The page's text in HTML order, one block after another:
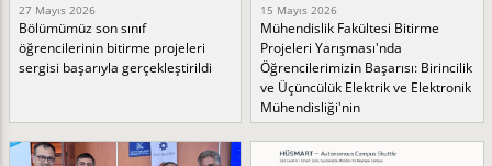
27 Mayıs 2026
Bölümümüz son sınıf
öğrencilerinin bitirme projeleri
sergisi başarıyla gerçekleştirildi
15 Mayıs 2026
Mühendislik Fakültesi Bitirme
Projeleri Yarışması'nda
Öğrencilerimizin Başarısı: Birincilik
ve Üçüncülük Elektrik ve Elektronik
Mühendisliği'nin